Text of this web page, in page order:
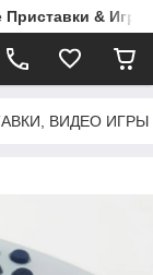
& Игры
ВИДЕО